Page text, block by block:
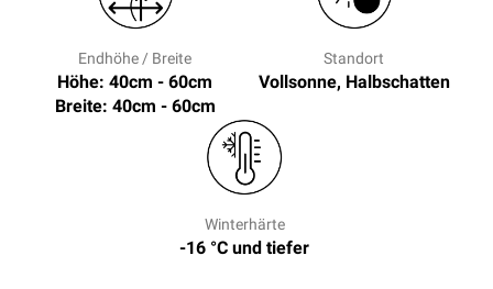
Endhöhe / Breite
Höhe: 40cm - 60cm
Breite: 40cm - 60cm
Standort
Vollsonne, Halbschatten
Winterhärte
-16 °C und tiefer